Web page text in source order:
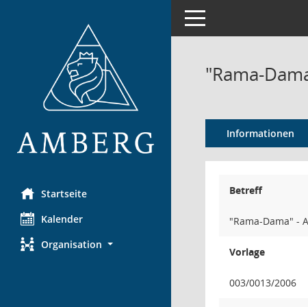
Startseite
Kalender
Organisation
Toggle navigation
"Rama-
Informationen
Betreff
"Rama-Dama" -
Vorlage
003/0013/2006